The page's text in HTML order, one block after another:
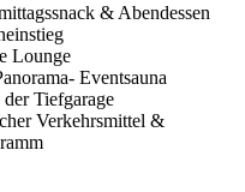
& Abendessen
Lounge
Eventsauna
Tiefgarage
Verkehrsmittel &